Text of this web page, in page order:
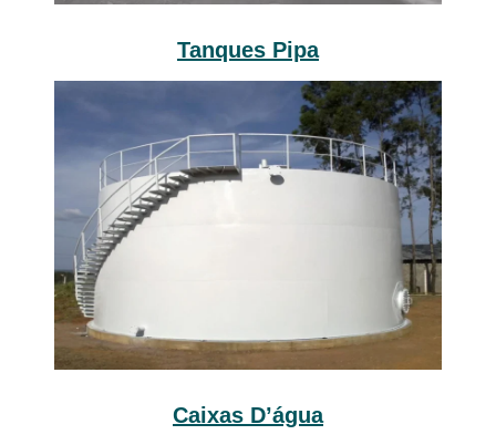
Tanques Pipa
Caixas D’água